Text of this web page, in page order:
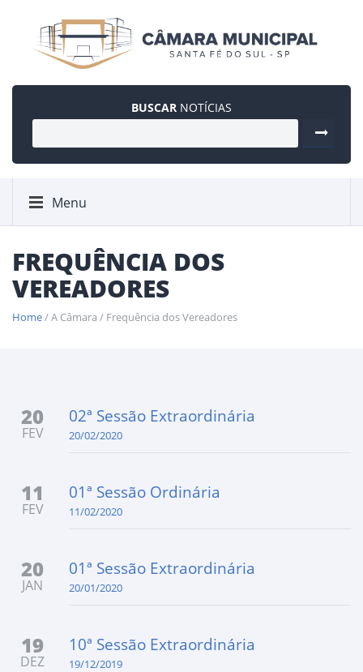
BUSCAR NOTÍCIAS
Menu
FREQUÊNCIA DOS
VEREADORES
Home/ A Câmara / Frequência dos Vereadores
20
FEV
02ª Sessão Extraordinária
20/02/2020
11
FEV
01ª Sessão Ordinária
11/02/2020
20
JAN
01ª Sessão Extraordinária
20/01/2020
19
DEZ
10ª Sessão Extraordinária
19/12/2019